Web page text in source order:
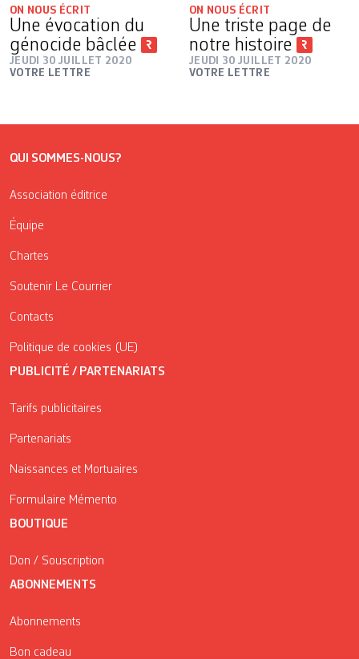
ON NOUS ÉCRIT
Une évocation du
génocide bâclée
JEUDI 30 JUILLET 2020
VOTRE LETTRE
ON NOUS ÉCRIT
Une triste page de
notre histoire
JEUDI 30 JUILLET 2020
VOTRE LETTRE
QUI SOMMES-NOUS?
Association éditrice
Équipe
Chartes
Soutenir Le Courrier
Contacts
Politique de cookies (UE)
PUBLICITÉ / PARTENARIATS
Tarifs publicitaires
Partenariats
Naissances et Mortuaires
Formulaire Mémento
BOUTIQUE
Don / Souscription
ABONNEMENTS
Abonnements
Bon cadeau